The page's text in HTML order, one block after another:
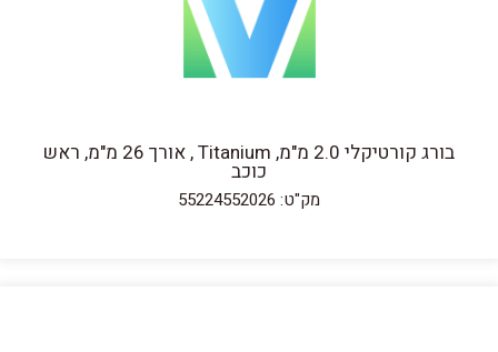
בורג קורטיקלי 2.0 מ"מ, Titanium , אורך 26 מ"מ, ראש
כוכב
מק"ט: 55224552026